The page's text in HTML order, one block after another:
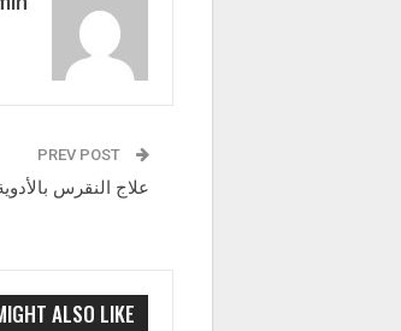
علاج النقرس
ALSO LIKE